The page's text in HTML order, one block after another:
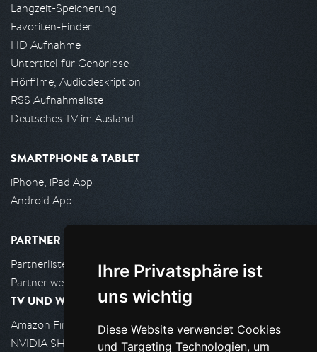
Ihre Privatsphäre ist
uns wichtig
Diese Website verwendet Cookies
und Targeting Technologien, um
Langzeit-Speicherung
Favoriten-Finder
HD Aufnahme
Untertitel für Gehörlose
Hörfilme, Audiodeskription
RSS Aufnahmeliste
Deutsches TV im Ausland
SMARTPHONE & TABLET
iPhone, iPad App
Android App
PARTNER
Partnerliste
Partner werden
TV UND WOHNZIMMER
Amazon FireTV
NVIDIA SHIELD, Google TV